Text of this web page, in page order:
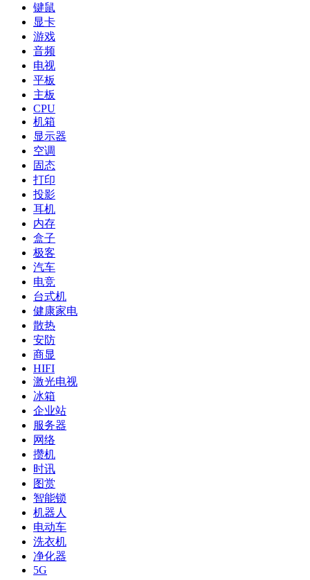
键鼠
显卡
游戏
音频
电视
平板
主板
CPU
机箱
显示器
空调
固态
打印
投影
耳机
内存
盒子
极客
汽车
电竞
台式机
健康家电
散热
安防
商显
HIFI
激光电视
冰箱
企业站
服务器
网络
攒机
时讯
图赏
智能锁
机器人
电动车
洗衣机
净化器
5G